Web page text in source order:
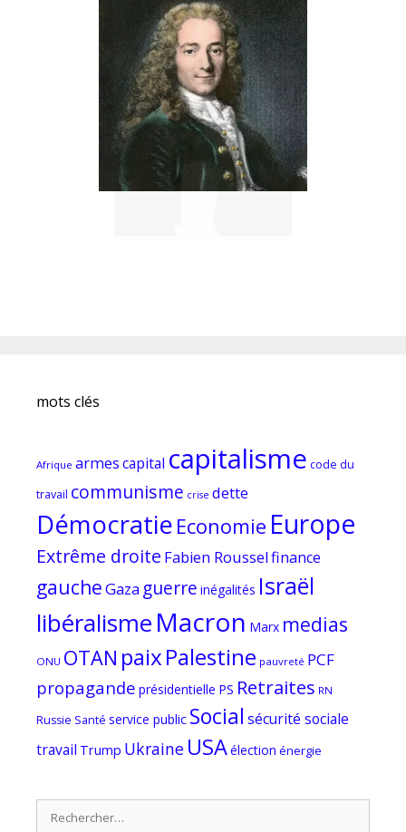
mots clés
Afrique armescapital capitalisme code du
travail communisme crise dette
Démocratie Economie Europe
Extrême droite Fabien Rousselfinance
gaucheGaza guerre inégalités Israël
libéralismeMacron Marx medias
ONU OTAN paixPalestine pauvreté PCF
propagande présidentielle PS Retraites RN
Russie Santé service public Social sécurité sociale
travail Trump Ukraine USAélection énergie